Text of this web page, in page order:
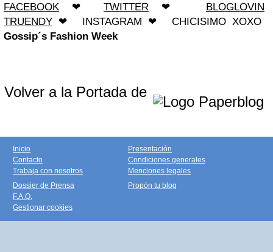
FACEBOOK
❤ TWITTER ❤
BLOGLOVIN
TRUENDY ❤ INSTAGRAM ❤ CHICISIMO XOXO
Gossip´s Fashion Week
Volver a la Portada de
Inicio
Contacto
Trabaja con nosotros
Presentación
Condiciones generales
Menciones legales
Dossier de Prensa
F.A.Q.
Gestionar cookies
Propón tu blog